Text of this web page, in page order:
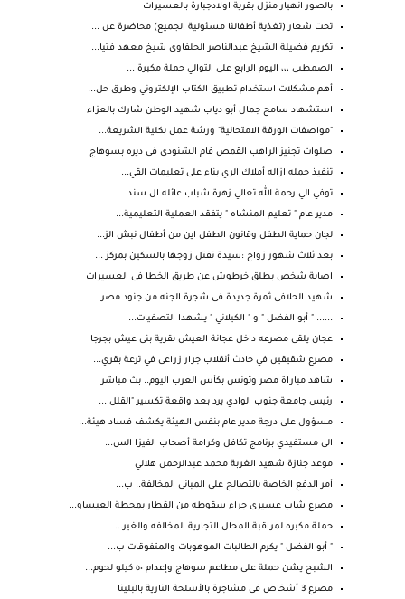
بالصور انهيار منزل بقرية اولادجبارة بالعسيرات
تحت شعار (تغذية أطفالنا مسئولية الجميع) محاضرة عن ...
تكريم فضيلة الشيخ عبدالناصر الحلفاوى شيخ معهد فتيا...
الصمطىى ،،، اليوم الرابع على التوالي حملة مكبرة ...
أهم مشكلات استخدام تطبيق الكتاب الإلكتروني وطرق حل...
استشهاد سامح جمال أبو دياب شهيد الوطن شارك بالعزاء
"مواصفات الورقة الامتحانية" ورشة عمل بكلية الشريعة...
صلوات تجنيز الراهب القمص فام الشنودي في ديره بسوهاج
تنفيذ حمله ازاله أملاك الري بناء على تعليمات القي...
توفي الي رحمة الله تعالي زهرة شباب عائله ال سند
مدير عام " تعليم المنشاه " يتفقد العملية التعليمية...
لجان حماية الطفل وقانون الطفل اين من أطفال نبش الز...
بعد ثلاث شهور زواج :سيدة تقتل زوجها بالسكين بمركز ...
اصابة شخص بطلق خرطوش عن طريق الخطا فى العسيرات
شهيد الحلافى ثمرة جديدة فى شجرة الجنه من جنود مصر
...... " أبو الفضل " و " الكيلاني " يشهدا التصفيات...
عجان يلقى مصرعه داخل عجانة العيش بقرية بنى عيش بجرجا
مصرع شقيقين في حادث أنقلاب جرار زراعى في ترعة بقري...
شاهد مباراة مصر وتونس بكأس العرب اليوم.. بث مباشر
رئيس جامعة جنوب الوادي يرد بعد واقعة تكسير "القلل ...
مسؤول على درجة مدير عام بنفس الهيئة يكشف فساد هيئة...
الى مستفيدي برنامج تكافل وكرامة أصحاب الفيزا الس...
موعد جنازة شهيد الغربة محمد عبدالرحمن هلالي
أمر الدفع الخاصة بالتصالح على المباني المخالفة.. ب...
مصرع شاب عسيرى جراء سقوطه من القطار بمحطة العيساو...
حملة مكبره لمراقبة المحال التجارية المخالفه والغير...
" أبو الفضل " يكرم الطالبات الموهوبات والمتفوقات ب...
الشبح يشن حملة على مطاعم سوهاج وإعدام ٥٠ كيلو لحوم...
مصرع 3 أشخاص في مشاجرة بالأسلحة النارية بالبلينا